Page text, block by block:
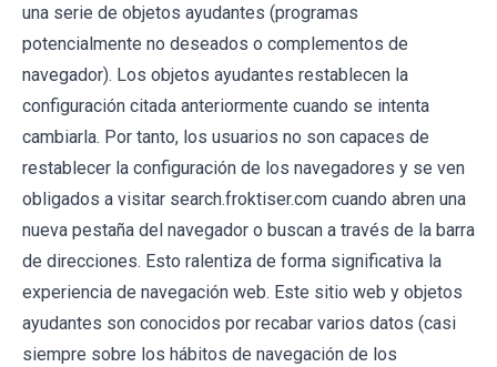
una serie de objetos ayudantes (programas
potencialmente no deseados o complementos de
navegador). Los objetos ayudantes restablecen la
configuración citada anteriormente cuando se intenta
cambiarla. Por tanto, los usuarios no son capaces de
restablecer la configuración de los navegadores y se ven
obligados a visitar search.froktiser.com cuando abren una
nueva pestaña del navegador o buscan a través de la barra
de direcciones. Esto ralentiza de forma significativa la
experiencia de navegación web. Este sitio web y objetos
ayudantes son conocidos por recabar varios datos (casi
siempre sobre los hábitos de navegación de los